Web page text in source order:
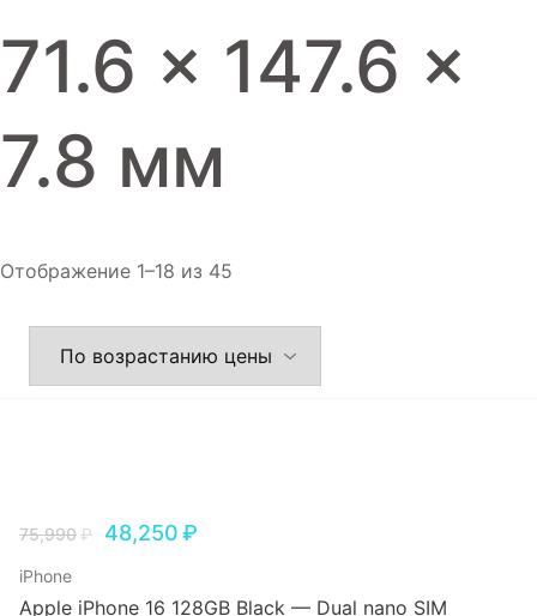
Аксессуары
71.6 x 147.6 x
7.8 мм
Отображение 1–18 из 45
75,990₽ 48,250₽
iPhone
Apple iPhone 16 128GB Black — Dual nano SIM